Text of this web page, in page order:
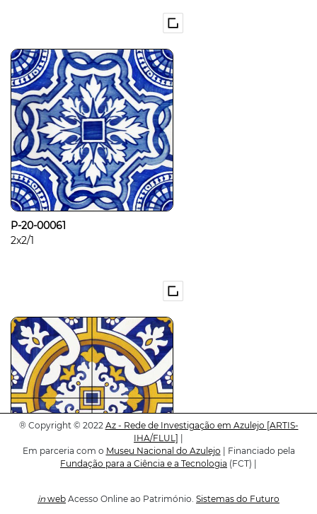
P-20-00061
2x2/1
P-20-00062
® Copyright © 2022 Az - Rede de Investigação em Azulejo [ARTIS-
IHA/FLUL]
Em parceria com o Museu Nacional do Azulejo | Financiado pela
Fundação para a Ciência e a Tecnologia (FCT) |
in web Acesso Online ao Património. Sistemas do Futuro